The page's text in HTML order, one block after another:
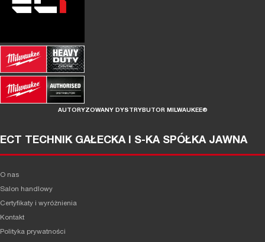
AUTORYZOWANY DYSTRYBUTOR MILWAUKEE®
ECT TECHNIK GAŁECKA I S-KA SPÓŁKA JAWNA
O nas
Salon handlowy
Certyfikaty i wyróżnienia
Kontakt
Polityka prywatności